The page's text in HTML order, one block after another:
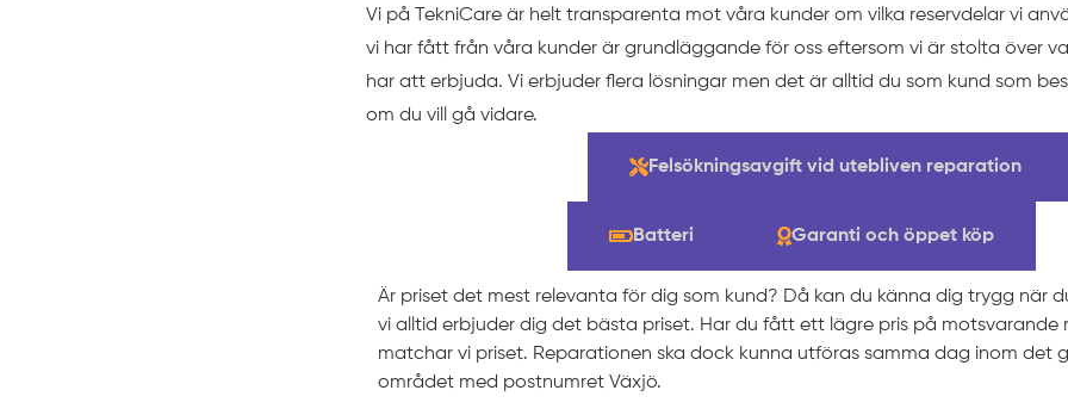
Vi på TekniCare är helt transparenta mot våra kunder om vilka reservdelar vi
vi har fått från våra kunder är grundläggande för oss eftersom vi är stolta över
har att erbjuda. Vi erbjuder flera lösningar men det är alltid du som kund som
om du vill gå vidare.
Felsökningsavgift vid utebliven reparation
Batteri Garanti och öppet köp
Är priset det mest relevanta för dig som kund? Då kan du känna dig trygg när
vi alltid erbjuder dig det bästa priset. Har du fått ett lägre pris på motsvarande
matchar vi priset. Reparationen ska dock kunna utföras samma dag inom det
området med postnumret Växjö.